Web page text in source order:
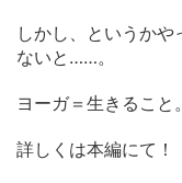
しかし、というか
ないと……。
ヨーガ＝生きること。
詳しくは本編にて！